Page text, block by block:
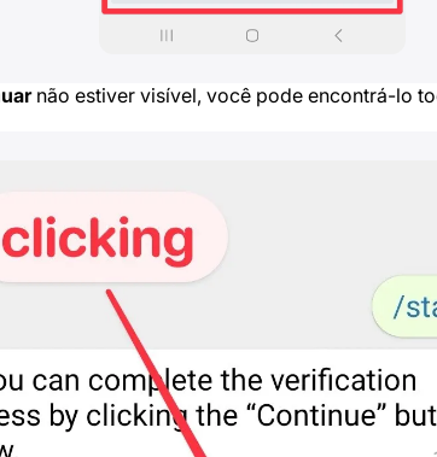
não estiver visível, você pode encontrá-lo